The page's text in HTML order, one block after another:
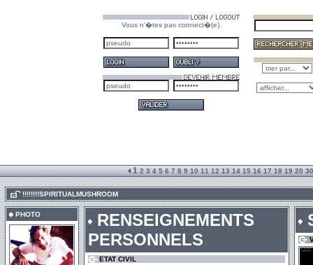
Vous n'�tes pas connect�(e).
1 2 3 4 5 6 7 8 9 10 11 12 13 14 15 16 17 18 19 20 30
!!!!!!!!SPIRITUALMUSHROOM
PHOTO
RENSEIGNEMENTS
PERSONNELS
ETAT CIVIL